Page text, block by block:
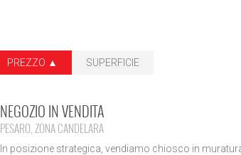
PREZZO ▲ SUPERFICIE
NEGOZIO IN VENDITA
PESARO, ZONA CANDELARA
In posizione strategica, vendiamo chiosco in